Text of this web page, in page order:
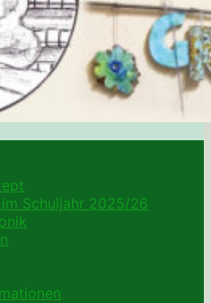
Schuljahr 2025/26